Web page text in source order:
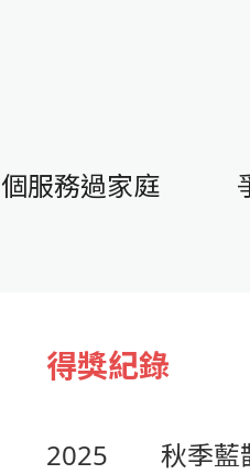
個服務過家庭
得獎紀錄
2025
秋季藍